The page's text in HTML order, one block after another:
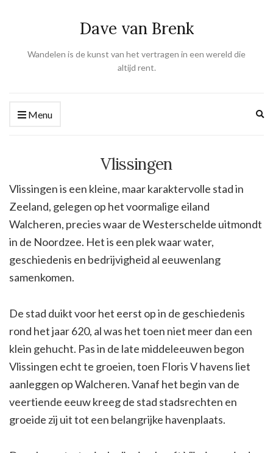
Dave van Brenk
Wandelen is de kunst van het vertragen in een wereld die
altijd rent.
Menu
Vlissingen
Vlissingen is een kleine, maar karaktervolle stad in
Zeeland, gelegen op het voormalige eiland
Walcheren, precies waar de Westerschelde uitmondt
in de Noordzee. Het is een plek waar water,
geschiedenis en bedrijvigheid al eeuwenlang
samenkomen.
De stad duikt voor het eerst op in de geschiedenis
rond het jaar 620, al was het toen niet meer dan een
klein gehucht. Pas in de late middeleeuwen begon
Vlissingen echt te groeien, toen Floris V havens liet
aanleggen op Walcheren. Vanaf het begin van de
veertiende eeuw kreeg de stad stadsrechten en
groeide zij uit tot een belangrijke havenplaats.